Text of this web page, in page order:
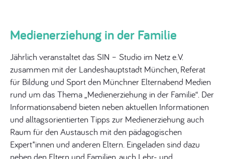
Medienerziehung in der Familie
Jährlich veranstaltet das SIN – Studio im Netz e.V.
zusammen mit der Landeshauptstadt München, Referat
für Bildung und Sport den Münchner Elternabend Medien
rund um das Thema „Medienerziehung in der Familie“. Der
Informationsabend bieten neben aktuellen Informationen
und alltagsorientierten Tipps zur Medienerziehung auch
Raum für den Austausch mit den pädagogischen
Expert*innen und anderen Eltern. Eingeladen sind dazu
neben den Eltern und Familien, auch Lehr- und